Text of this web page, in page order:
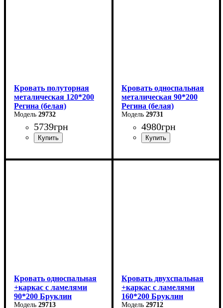
Кровать полуторная
металическая 120*200
Регина (белая)
29732
5739грн
Ширина: 120 см
Кровать односпальная
металическая 90*200
Регина (белая)
29731
4980грн
Ширина: 90 см
Кровать односпальная
+каркас с ламелями
90*200 Бруклин
29713
Кровать двухспальная
+каркас с ламелями
160*200 Бруклин
29712